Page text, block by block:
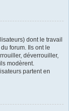
dont le travail
forum. Ils ont le
déverrouiller,
modèrent.
partent en